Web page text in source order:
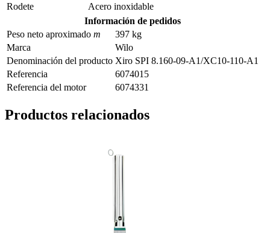
Rodete
Acero inoxidable
Información de pedidos
Peso neto aproximado m
397 kg
Marca
Wilo
Denominación del producto Xiro SPI 8.160-09-A1/XC10-110-A1
Referencia
6074015
Referencia del motor
6074331
Productos relacionados